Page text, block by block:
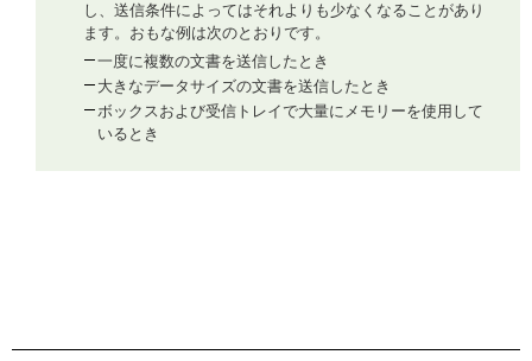
し、送信条件によってはそれよりも少なくなることがあり
ます。おもな例は次のとおりです。
一度に複数の文書を送信したとき
大きなデータサイズの文書を送信したとき
ボックスおよび受信トレイで大量にメモリーを使用して
いるとき